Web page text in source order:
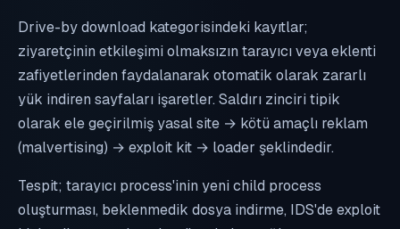
Drive-by download kategorisindeki kayıtlar;
ziyaretçinin etkileşimi olmaksızın tarayıcı veya eklenti
zafiyetlerinden faydalanarak otomatik olarak zararlı
yük indiren sayfaları işaretler. Saldırı zinciri tipik
olarak ele geçirilmiş yasal site → kötü amaçlı reklam
(malvertising) → exploit kit → loader şeklindedir.
Tespit; tarayıcı process'inin yeni child process
oluşturması, beklenmedik dosya indirme, IDS'de exploit